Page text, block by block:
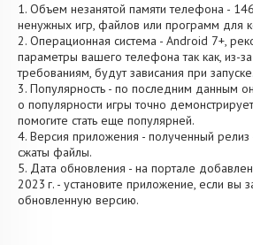
1. Объем незанятой памяти телефона -
ненужных игр, файлов или программ для
2. Операционная система - Android 7+,
параметры вашего телефона так как, из-за
требованиям, будут зависания при запуске.
3. Популярность - по последним данным
о популярности игры точно
помогите стать еще популярней.
4. Версия приложения - полученный релиз
сжаты файлы.
5. Дата обновления - на портале
2023 г. - установите приложение, если вы
обновленную версию.